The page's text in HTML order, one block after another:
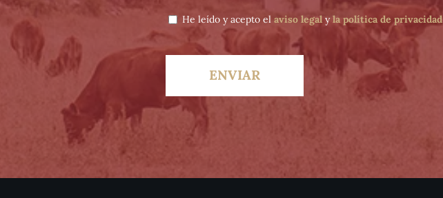
He leído y acepto elaviso legal yla política de privacidad